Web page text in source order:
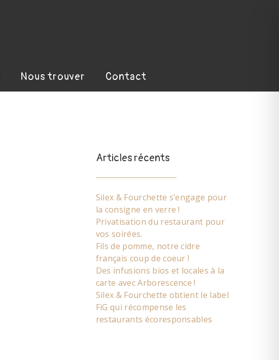
Nous trouver Contact
Articles récents
Silex & Fourchette s’engage pour
la consigne en verre !
Privatisation du restaurant pour
vos soirées.
Fils de pomme, notre cidre
français coup de coeur !
Des infusions bios et locales à la
carte avec Arborescence !
Silex & Fourchette obtient le label
FiG qui récompense les
restaurants écoresponsables